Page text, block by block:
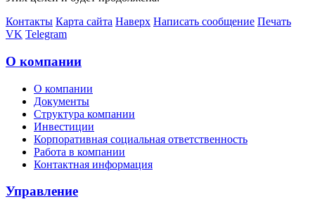
Контакты Карта сайта Наверх Написать сообщение Печать
VK Telegram
О компании
О компании
Документы
Структура компании
Инвестиции
Корпоративная социальная ответственность
Работа в компании
Контактная информация
Управление